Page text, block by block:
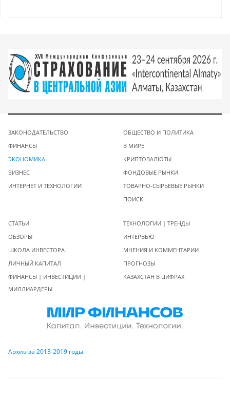
ЗАКОНОДАТЕЛЬСТВО
ФИНАНСЫ
ЭКОНОМИКА
БИЗНЕС
ИНТЕРНЕТ И ТЕХНОЛОГИИ
ОБЩЕСТВО И ПОЛИТИКА
В МИРЕ
КРИПТОВАЛЮТЫ
ФОНДОВЫЕ РЫНКИ
ТОВАРНО-СЫРЬЕВЫЕ РЫНКИ
ПОИСК
СТАТЬИ
ОБЗОРЫ
ШКОЛА ИНВЕСТОРА
ЛИЧНЫЙ КАПИТАЛ
ФИНАНСЫ | ИНВЕСТИЦИИ |
МИЛЛИАРДЕРЫ
ТЕХНОЛОГИИ | ТРЕНДЫ
ИНТЕРВЬЮ
МНЕНИЯ И КОММЕНТАРИИ
ПРОГНОЗЫ
КАЗАХСТАН В ЦИФРАХ
Архив за 2013-2019 годы